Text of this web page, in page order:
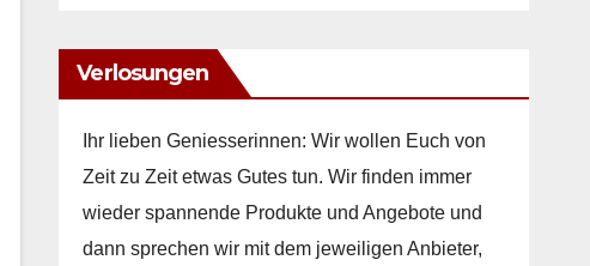
Verlosungen
Ihr lieben Geniesserinnen: Wir wollen Euch von
Zeit zu Zeit etwas Gutes tun. Wir finden immer
wieder spannende Produkte und Angebote und
dann sprechen wir mit dem jeweiligen Anbieter,